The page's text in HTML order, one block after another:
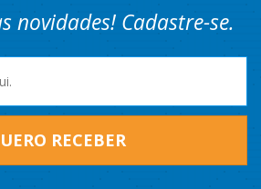
novidades! Cadastre-se.
RECEBER